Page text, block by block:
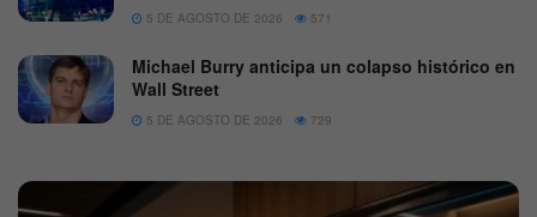
5 DE AGOSTO DE 2026 571
Michael Burry anticipa un colapso histórico en
Wall Street
5 DE AGOSTO DE 2026 729